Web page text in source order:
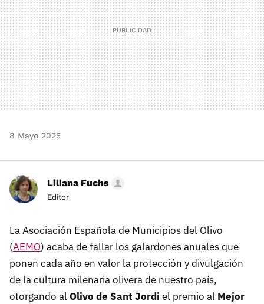
8 Mayo 2025
Liliana Fuchs
Editor
La Asociación Española de Municipios del Olivo
(AEMO) acaba de fallar los galardones anuales que
ponen cada año en valor la protección y divulgación
de la cultura milenaria olivera de nuestro país,
otorgando al Olivo de Sant Jordi el premio al Mejor